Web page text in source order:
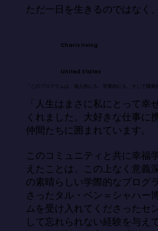
ただ一日を生きるのではなく
Charis Irving
United States
「このプログラムは、個人的にも、学業的にも、そして職業
「人生はまさに私にとって幸
くれました。大好きな仕事に
仲間たちに囲まれています。
このコミュニティと共に幸福
えたことは、この上なく意義
の素晴らしい学際的なプログ
さったタル・ベン＝シャハー
ムを受け入れてくださったセ
して忘れられない経験を与え